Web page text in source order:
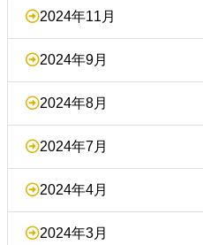
2024年11月
2024年9月
2024年8月
2024年7月
2024年4月
2024年3月